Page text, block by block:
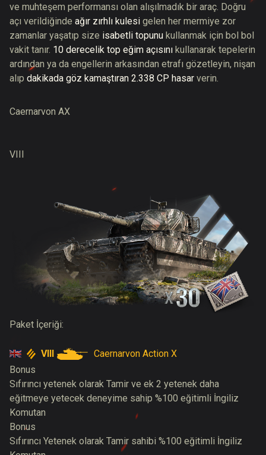
ve muhteşem performansı olan alışılmadık bir araç. Doğru
açı verildiğinde ağır zırhlı kulesi gelen her mermiye zor
zamanlar yaşatıp size isabetli topunu kullanmak için bol bol
vakit tanır. 10 derecelik top eğim açısını kullanarak tepelerin
ardından ya da engellerin arkasından etrafı gözetleyin, nişan
alıp dakikada göz kamaştıran 2.338 CP hasar verin.
Caernarvon AX
VIII
Paket İçeriği:
VIII
Caernarvon Action X
Bonus
Sıfırıncı yetenek olarak Tamir ve ek 2 yetenek daha
eğitmeye yetecek deneyime sahip %100 eğitimli İngiliz
Komutan
Bonus
Sıfırıncı Yetenek olarak Tamir sahibi %100 eğitimli İngiliz